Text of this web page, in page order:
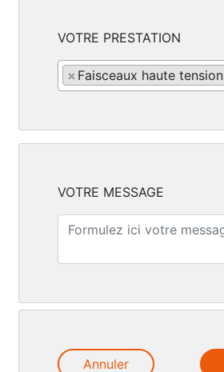
VOTRE PRESTATION
× Faisceaux haute tension
VOTRE MESSAGE
Annuler